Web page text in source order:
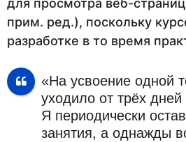
для просмотра веб-
прим. ред.), поскольку
разработке в то время
«На усвоение одной
уходило от трёх
Я периодически
занятия, а однажды